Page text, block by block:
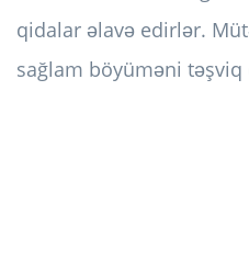
qidalar əlavə edirlər.
sağlam böyüməni təşviq